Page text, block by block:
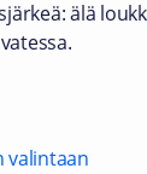
älä
valintaan